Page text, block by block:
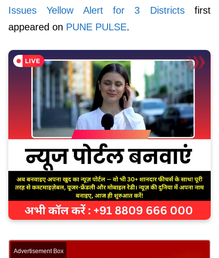
Issues Yellow Alert for 3 Districtsfirst
appeared on PUNE PULSE.
Advertisement Box